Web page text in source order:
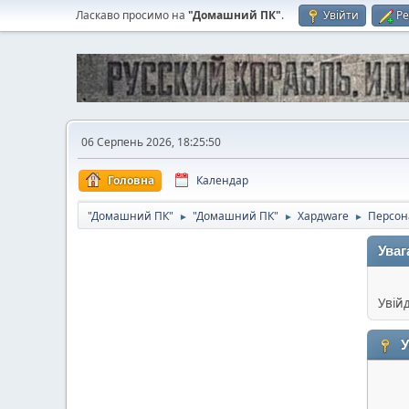
Ласкаво просимо на "Домашний ПК". Увійти
06 Серпень 2026, 18:25:50
Головна Календар
"Домашний ПК" ► "Домашний ПК" ► Хардware ►